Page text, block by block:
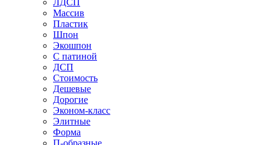
ЛДСП
Массив
Пластик
Шпон
Экошпон
С патиной
ДСП
Стоимость
Дешевые
Дорогие
Эконом-класс
Элитные
Форма
П-образные